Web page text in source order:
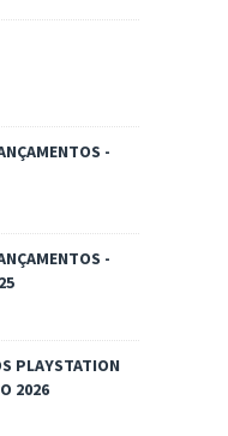
-
-
PLAYSTATION
2026